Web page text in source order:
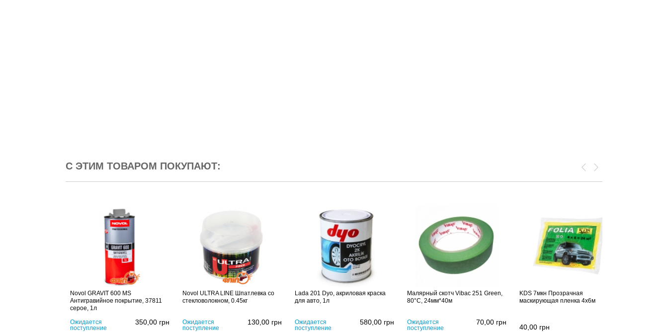
С ЭТИМ ТОВАРОМ ПОКУПАЮТ:
Novol GRAVIT 600 MS
Антигравийное покрытие, 37811
серое, 1л
Ожидается
поступление
350,00 грн
Novol ULTRA LINE Шпатлевка со
стекловолокном, 0.45кг
Ожидается
поступление
130,00 грн
Lada 201 Dyo, акриловая краска
для авто, 1л
Ожидается
поступление
580,00 грн
Малярный скотч Vibac 251 Green,
80°С, 24мм*40м
Ожидается
поступление
70,00 грн
KDS 7мкн Прозрачная
маскирующая пленка 4х6м
40,00 грн